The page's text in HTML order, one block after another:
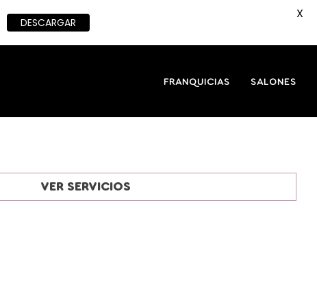
FRANQUICIAS SALONES
VER SERVICIOS
DESCARGAR
X